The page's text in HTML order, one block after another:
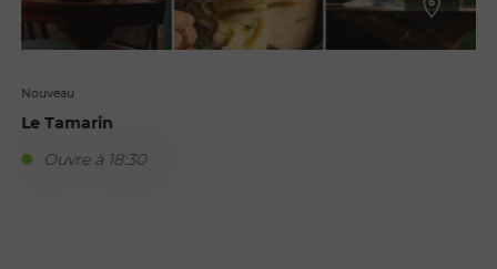
Nouveau
Le Tamarin
Ouvre à 18:30